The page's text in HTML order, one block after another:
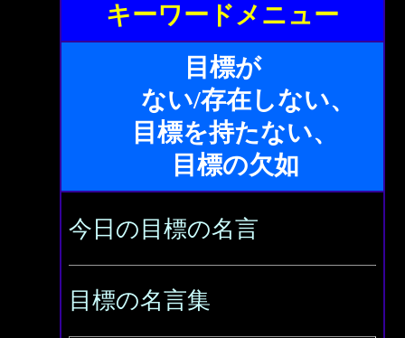
キーワードメニュー
目標が
ない/存在しない、
目標を持たない、
目標の欠如
今日の目標の名言
目標の名言集